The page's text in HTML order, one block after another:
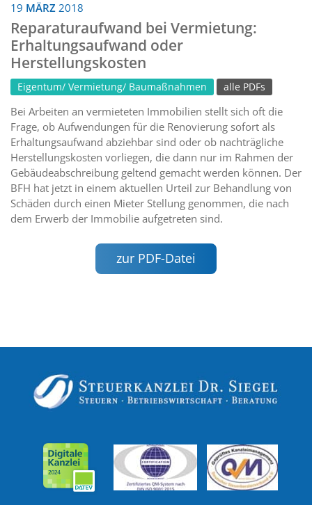
19 MÄRZ 2018
Reparaturaufwand bei Vermietung:
Erhaltungsaufwand oder
Herstellungskosten
Eigentum/ Vermietung/ Baumaßnahmen alle PDFs
Bei Arbeiten an vermieteten Immobilien stellt sich oft die
Frage, ob Aufwendungen für die Renovierung sofort als
Erhaltungsaufwand abziehbar sind oder ob nachträgliche
Herstellungskosten vorliegen, die dann nur im Rahmen der
Gebäudeabschreibung geltend gemacht werden können. Der
BFH hat jetzt in einem aktuellen Urteil zur Behandlung von
Schäden durch einen Mieter Stellung genommen, die nach
dem Erwerb der Immobilie aufgetreten sind.
zur PDF-Datei